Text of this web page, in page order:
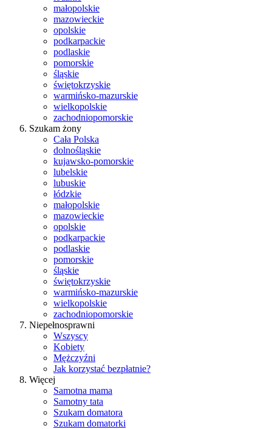
małopolskie
mazowieckie
opolskie
podkarpackie
podlaskie
pomorskie
śląskie
świętokrzyskie
warmińsko-mazurskie
wielkopolskie
zachodniopomorskie
Szukam żony
Cała Polska
dolnośląskie
kujawsko-pomorskie
lubelskie
lubuskie
łódzkie
małopolskie
mazowieckie
opolskie
podkarpackie
podlaskie
pomorskie
śląskie
świętokrzyskie
warmińsko-mazurskie
wielkopolskie
zachodniopomorskie
Niepełnosprawni
Wszyscy
Kobiety
Mężczyźni
Jak korzystać bezpłatnie?
Więcej
Samotna mama
Samotny tata
Szukam domatora
Szukam domatorki